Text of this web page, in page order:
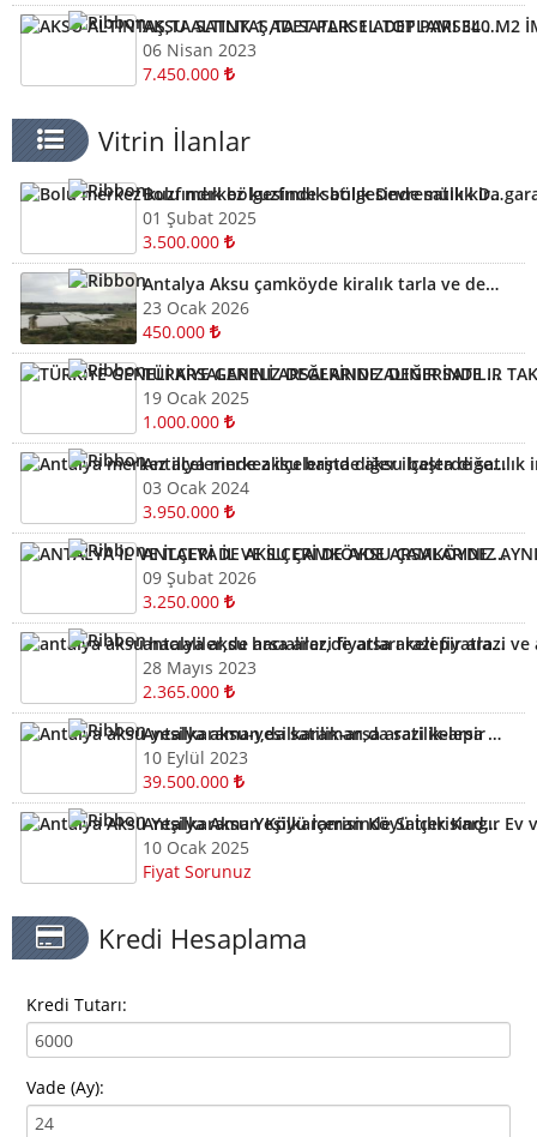
AKSU ALTINTAŞ,TA SATLIK 1 ADET PARSEL TOPLAMI 340 M2 İMARLI ARSA KELEPİR
06 Nisan 2023
7.450.000
Vitrin İlanlar
Bolu merkez kuzfındık bölgesinde satılık Devremülk kira garantili
01 Şubat 2025
3.500.000
Antalya Aksu çamköyde kiralık tarla ve depolar için bizi arayabilirsiniz
23 Ocak 2026
450.000
TÜRKİYE GENELİ ARSALARINIZ DEĞERİNDE ALINIR SATILIR TAKAS EDİLİR ARAYIN YARDIMCI OLALIM
19 Ocak 2025
1.000.000
Antalya merkez ilçelerinde aksu başta diğer ilçelerde satılık imarlı müstail tapulu arsa
03 Ocak 2024
3.950.000
ANTALYA İL VE İLÇERİ DE AKSU ÇAMKÖYDE ARSALARINIZ AYNI GÜN NAKİTE ÇEVRİLİR
09 Şubat 2026
3.250.000
antalya aksu hacıaliler,de arsa arazi fiyatları kelepir arazi ve arsalar
28 Mayıs 2023
2.365.000
Antalya aksu-yesilkaraman,da satilik-arsa arazi kelepir
10 Eylül 2023
39.500.000
Antalya Aksu Yeşilkaraman Köyü İçerisinde Satılık Kargır Ev ve Tarla
10 Ocak 2025
Fiyat Sorunuz
Kredi Hesaplama
Kredi Tutarı:
Vade (Ay):